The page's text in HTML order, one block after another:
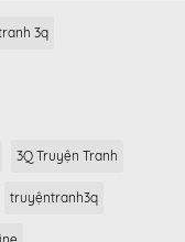
3q
3Q Truyện Tranh
truyệntranh3q